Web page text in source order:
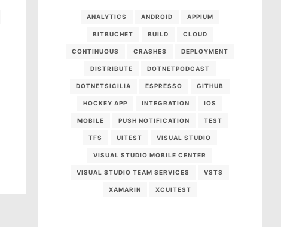
ANALYTICS ANDROID APPIUM
BITBUCHET BUILD CLOUD
CONTINUOUS CRASHES DEPLOYMENT
DISTRIBUTE DOTNETPODCAST
DOTNETSICILIA ESPRESSO GITHUB
HOCKEY APP INTEGRATION IOS
MOBILE PUSH NOTIFICATION TEST
TFS UITEST VISUAL STUDIO
VISUAL STUDIO MOBILE CENTER
VISUAL STUDIO TEAM SERVICES VSTS
XAMARIN XCUITEST